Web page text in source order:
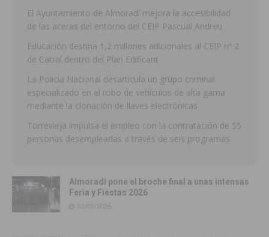
El Ayuntamiento de Almoradí mejora la accesibilidad
de las aceras del entorno del CEIP Pascual Andreu
Educación destina 1,2 millones adicionales al CEIP nº 2
de Catral dentro del Plan Edificant
La Policía Nacional desarticula un grupo criminal
especializado en el robo de vehículos de alta gama
mediante la clonación de llaves electrónicas
Torrevieja impulsa el empleo con la contratación de 55
personas desempleadas a través de seis programas
Almoradí pone el broche final a unas intensas
Feria y Fiestas 2026
03/08/2026